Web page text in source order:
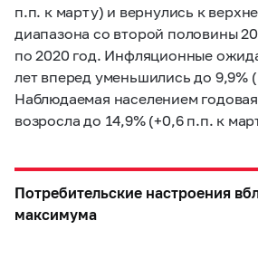
п.п. к марту) и вернулись к
диапазона со второй половины
по 2020 год. Инфляционные
лет вперед уменьшились до 9,9%
Наблюдаемая населением
возросла до 14,9% (+0,6 п.п. к
Потребительские настроения
максимума